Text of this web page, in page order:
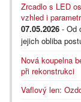
Zrcadlo s LED
vzhled i
07.05.2026 - Od
jejich obliba
Nová koupelna
při rekonstrukci
Vaflový len: